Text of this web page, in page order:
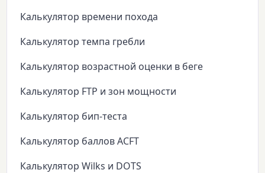
Калькулятор времени похода
Калькулятор темпа гребли
Калькулятор возрастной оценки в беге
Калькулятор FTP и зон мощности
Калькулятор бип-теста
Калькулятор баллов ACFT
Калькулятор Wilks и DOTS